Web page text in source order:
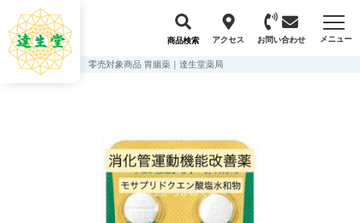
アクセス お問い合わせ メニュー
商品検索
零売対象商品 胃腸薬｜達生堂薬局